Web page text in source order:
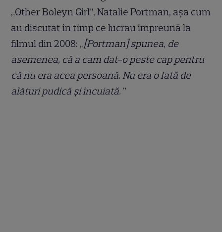
„Other Boleyn Girl”, Natalie Portman, așa cum
au discutat în timp ce lucrau împreună la
filmul din 2008: „[Portman] spunea, de
asemenea, că a cam dat-o peste cap pentru
că nu era acea persoană. Nu era o fată de
alături pudică și încuiată.”